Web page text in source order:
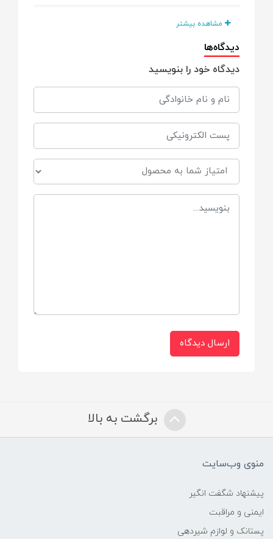
سیلیکون بسیار نرم
دارای چهار سوراخ بزرگ جریان هوا روی بدنه
پستانک
دیگر
مناسب برای
کودکان
0 تا 6
مشاهده بیشتر
دیدگاه‌ها
دیدگاه خود را بنویسید
ارسال دیدگاه
برگشت به بالا
منوی وب‌سایت
پیشنهاد شگفت انگیر
ایمنی و مراقبت
پستانک و لوازم شیردهی